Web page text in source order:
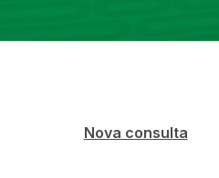
Nova consulta